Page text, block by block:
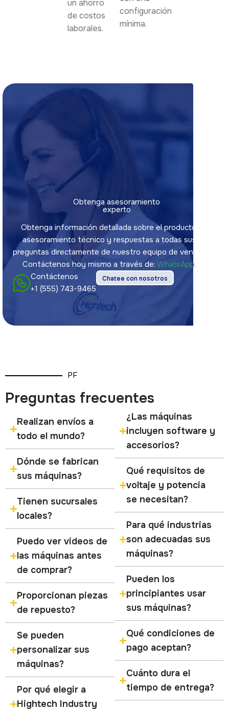
un ahorro
de costos
laborales.
configuración
mínima.
Obtenga asesoramiento
experto
Obtenga información detallada sobre el producto,
asesoramiento técnico y respuestas a todas sus
preguntas directamente de nuestro equipo de ventas.
Contáctenos hoy mismo a través de:WhatsApp.
Contáctenos
+1 (555) 743-9465
Chatee con nosotros
PF
Preguntas frecuentes
Realizan envíos a
todo el mundo?
Dónde se fabrican
sus máquinas?
Tienen sucursales
locales?
Puedo ver videos de
las máquinas antes
de comprar?
Proporcionan piezas
de repuesto?
Se pueden
personalizar sus
máquinas?
Por qué elegir a
Hightech Industry
¿Las máquinas
incluyen software y
accesorios?
Qué requisitos de
voltaje y potencia
se necesitan?
Para qué industrias
son adecuadas sus
máquinas?
Pueden los
principiantes usar
sus máquinas?
Qué condiciones de
pago aceptan?
Cuánto dura el
tiempo de entrega?